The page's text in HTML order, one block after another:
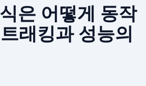
은 어떻게 동작
래킹과 성능의